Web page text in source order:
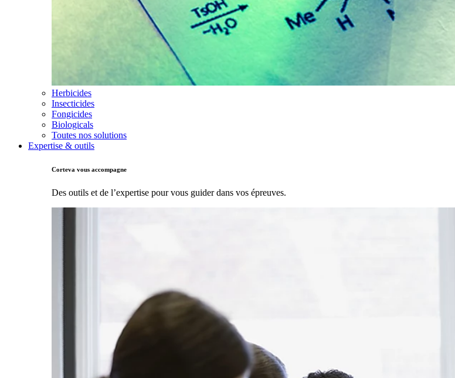
Herbicides
Insecticides
Fongicides
Biologicals
Toutes nos solutions
Expertise & outils
Corteva vous accompagne
Des outils et de l’expertise pour vous guider dans vos épreuves.